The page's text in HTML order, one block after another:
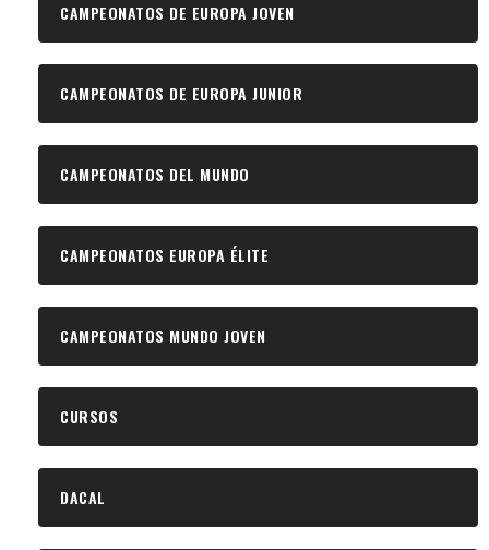
CAMPEONATOS DE EUROPA JOVEN
CAMPEONATOS DE EUROPA JUNIOR
CAMPEONATOS DEL MUNDO
CAMPEONATOS EUROPA ÉLITE
CAMPEONATOS MUNDO JOVEN
CURSOS
DACAL